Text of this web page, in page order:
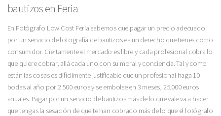
bautizos en Feria
En Fotógrafo Low Cost Feria sabemos que pagar un precio adecuado
por un servicio de fotografía de bautizos es un derecho que tienes como
consumidor. Ciertamente el mercado es libre y cada profesional cobra lo
que quiere cobrar, allá cada uno con su moral y conciencia. Tal y como
están las cosas es difícilmente justificable que un profesional haga 10
bodas al año por 2.500 euros y se embolse en 3 meses, 25.000 euros
anuales. Pagar por un servicio de bautizos más de lo que vale va a hacer
que tengas la sesación de que te han cobrado más de lo que el fotógrafo